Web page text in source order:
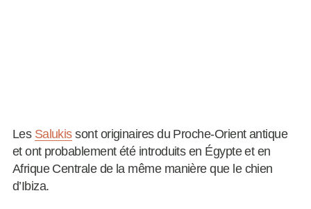
Les Salukissont originaires du Proche-Orient antique
et ont probablement été introduits en Égypte et en
Afrique Centrale de la même manière que le chien
d’Ibiza.